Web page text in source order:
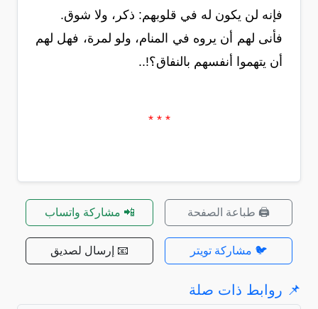
فإنه لن يكون له في قلوبهم: ذكر، ولا شوق.
فأنى لهم أن يروه في المنام، ولو لمرة، فهل لهم
أن يتهموا أنفسهم بالنفاق؟!..
* * *
🖨️ طباعة الصفحة 📲 مشاركة واتساب
🐦 مشاركة تويتر 📧 إرسال لصديق
📌 روابط ذات صلة